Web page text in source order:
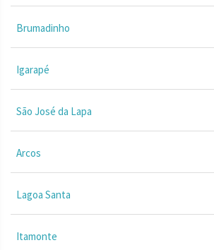
Brumadinho
Igarapé
São José da Lapa
Arcos
Lagoa Santa
Itamonte